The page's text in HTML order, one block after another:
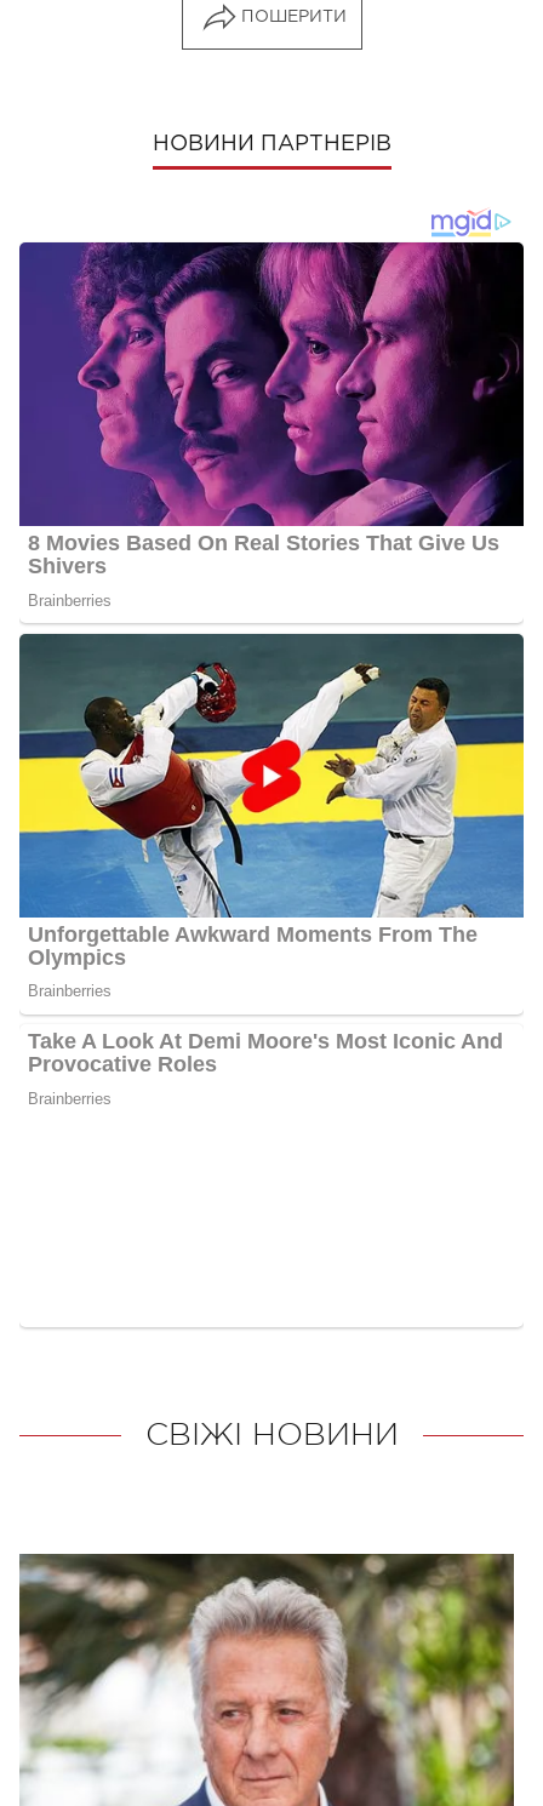
ПОШЕРИТИ
НОВИНИ ПАРТНЕРІВ
СВІЖІ НОВИНИ